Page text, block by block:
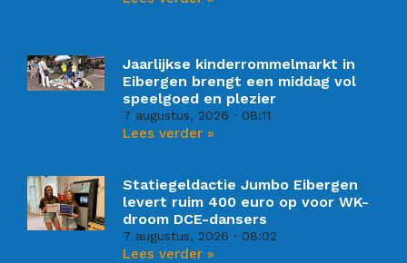
Jaarlijkse kinderrommelmarkt in
Eibergen brengt een middag vol
speelgoed en plezier
7 augustus, 2026 08:11
Lees verder »
Statiegeldactie Jumbo Eibergen
levert ruim 400 euro op voor WK-
droom DCE-dansers
7 augustus, 2026 08:02
Lees verder »